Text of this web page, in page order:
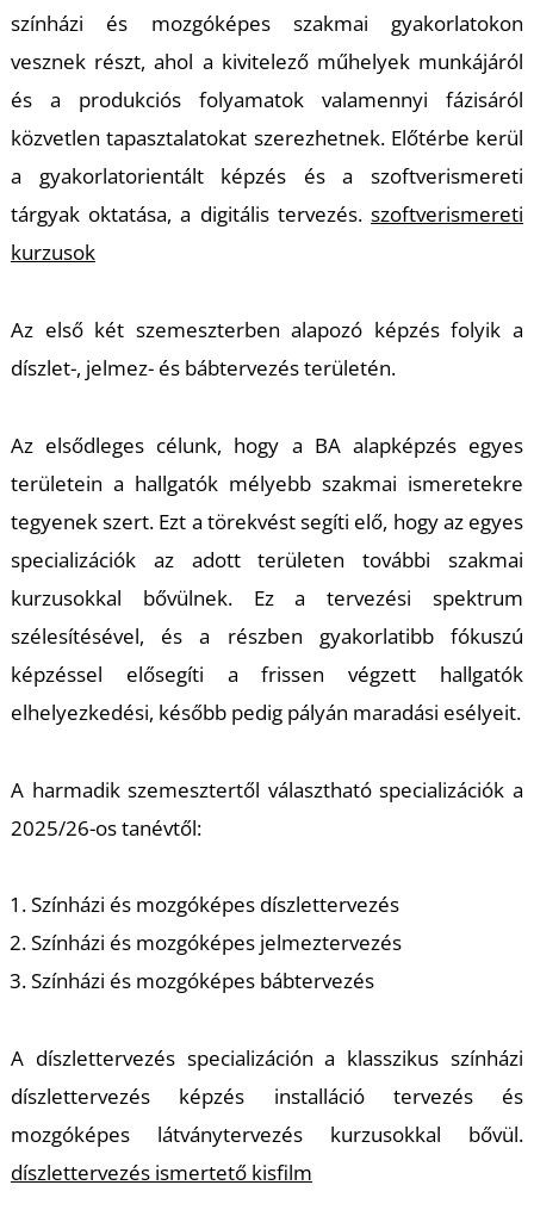
színházi és mozgóképes szakmai gyakorlatokon
vesznek részt, ahol a kivitelező műhelyek munkájáról
és a produkciós folyamatok valamennyi fázisáról
közvetlen tapasztalatokat szerezhetnek. Előtérbe kerül
a gyakorlatorientált képzés és a szoftverismereti
tárgyak oktatása, a digitális tervezés.szoftverismereti
kurzusok
Az első két szemeszterben alapozó képzés folyik a
díszlet-, jelmez- és bábtervezés területén.
Az elsődleges célunk, hogy a BA alapképzés egyes
területein a hallgatók mélyebb szakmai ismeretekre
tegyenek szert. Ezt a törekvést segíti elő, hogy az egyes
specializációk az adott területen további szakmai
kurzusokkal bővülnek. Ez a tervezési spektrum
szélesítésével, és a részben gyakorlatibb fókuszú
képzéssel elősegíti a frissen végzett hallgatók
elhelyezkedési, később pedig pályán maradási esélyeit.
A harmadik szemesztertől választható specializációk a
2025/26-os tanévtől:
Színházi és mozgóképes díszlettervezés
Színházi és mozgóképes jelmeztervezés
Színházi és mozgóképes bábtervezés
A díszlettervezés specializáción a klasszikus színházi
díszlettervezés képzés installáció tervezés és
mozgóképes látványtervezés kurzusokkal bővül.
díszlettervezés ismertető kisfilm